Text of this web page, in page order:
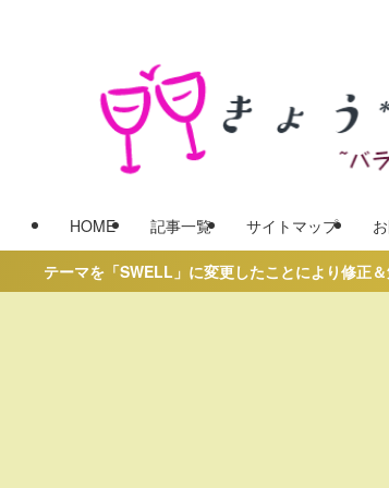
HOME 記事一覧 サイトマップ
テーマを「SWELL」に変更したことにより修正＆勉強中